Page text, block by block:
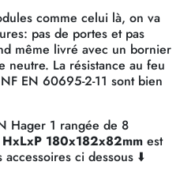
comme celui là, on va
pas de portes et pas
même livré avec un bornier
La résistance au feu
EN 60695-2-11 sont bien
Hager 1 rangée de 8
HxLxP 180x182x82mm est
ci dessous ⬇️